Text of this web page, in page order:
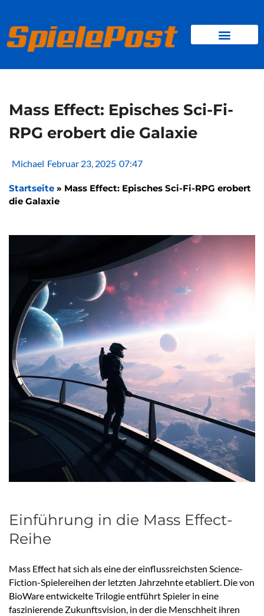
springen
Mass Effect: Episches Sci-Fi-
RPG erobert die Galaxie
Michael Februar 23, 2025 07:47
Startseite » Mass Effect: Episches Sci-Fi-RPG erobert
die Galaxie
Einführung in die Mass Effect-
Reihe
Mass Effect hat sich als eine der einflussreichsten Science-
Fiction-Spielereihen der letzten Jahrzehnte etabliert. Die von
BioWare entwickelte Trilogie entführt Spieler in eine
faszinierende Zukunftsvision, in der die Menschheit ihren